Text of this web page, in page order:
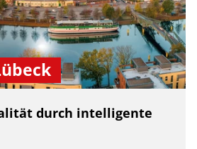
durch intelligente